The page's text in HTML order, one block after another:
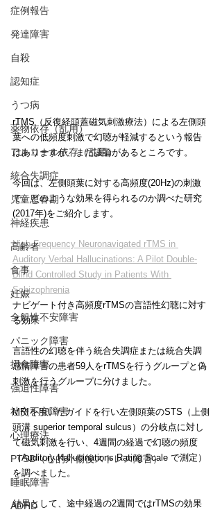
症例報告
発達障害
自殺
認知症
うつ病
薬物依存（乱用）
アルコール依存（乱用）
統合失調症
児童思春期
神経疾患
高齢者
食事
妊娠
全般性不安障害
パニック障害
摂食障害
強迫性障害
社交不安障害
心理療法
PTSD（心的外傷後ストレス障害）
睡眠障害
ADHD
rTMS（反復経頭蓋磁気刺激療法）による左側頭
葉への低頻度刺激で幻聴が軽減するという報告
はありますが、まだ議論があるところです。
今回は、左側頭葉に対する高頻度(20Hz)の刺激
で、どのような効果を得られるのか調べた研究
(2017年)をご紹介します。
High-Frequency Neuronavigated rTMS in
Auditory Verbal Hallucinations: A Pilot Double-
Blind Controlled Study in Patients With
Schizophrenia
ナビゲート付き高頻度rTMSの言語性幻聴に対す
る効果
言語性の幻聴を伴う統合失調症または統合失調
感情障害の患者59人をrTMSを行うグループと偽
刺激を行うグループに分けました。
MRIを用いたガイドを行い左側頭葉のSTS（上側
頭溝 superior temporal sulcus）の分岐点に対し
て磁気刺激を行い、4週間の経過で幻聴の頻度
（Auditory Hallucinations Rating Scale で測定）
を調べました。
結果として、途中経過の2週間ではrTMSの効果